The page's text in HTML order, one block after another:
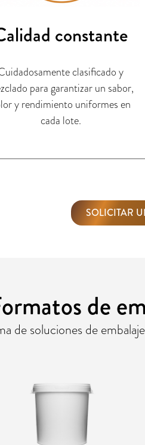
constante
clasificado y
para garantizar un sabor,
y rendimiento uniformes en
cada lote.
SOLICITAR
de
de soluciones de